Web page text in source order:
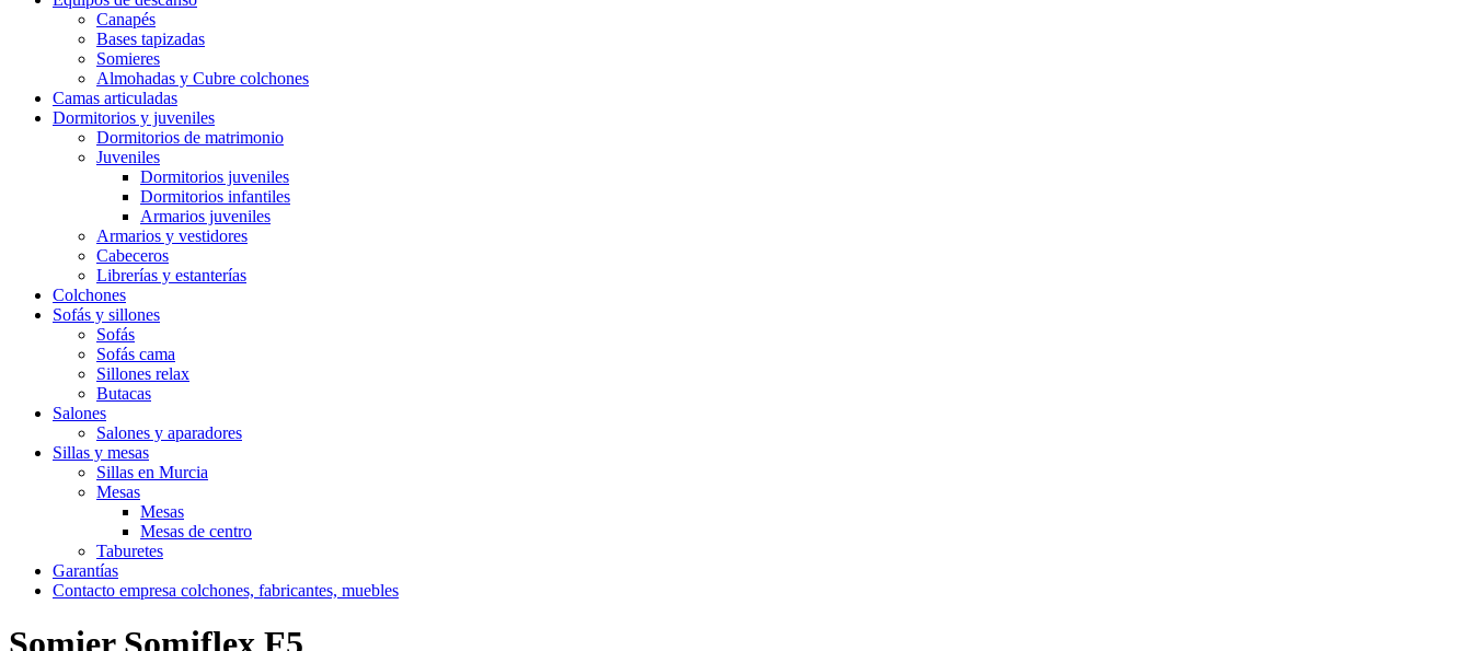
Canapés
Bases tapizadas
Somieres
Almohadas y Cubre colchones
Camas articuladas
Dormitorios y juveniles
Dormitorios de matrimonio
Juveniles
Dormitorios juveniles
Dormitorios infantiles
Armarios juveniles
Armarios y vestidores
Cabeceros
Librerías y estanterías
Colchones
Sofás y sillones
Sofás
Sofás cama
Sillones relax
Butacas
Salones
Salones y aparadores
Sillas y mesas
Sillas en Murcia
Mesas
Mesas
Mesas de centro
Taburetes
Garantías
Contacto empresa colchones, fabricantes, muebles